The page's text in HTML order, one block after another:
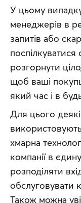
У цьому
менеджерів в
запитів або
розгорнути
щоб ваші
який час і в
Для цього деякі
хмарна
компанії в
розподіляти
обслуговувати
Також можна